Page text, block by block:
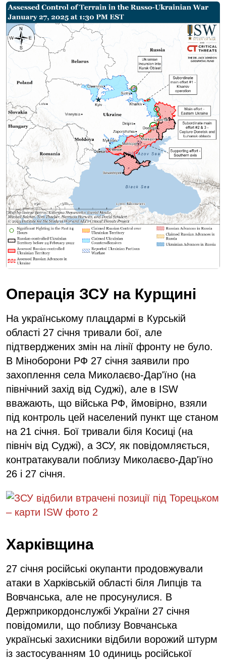
Операція ЗСУ на Курщині
На українському плацдармі в Курській
області 27 січня тривали бої, але
підтверджених змін на лінії фронту не було.
В Міноборони РФ 27 січня заявили про
захоплення села Миколаєво-Дар'їно (на
північний захід від Суджі), але в ISW
вважають, що війська РФ, ймовірно, взяли
під контроль цей населений пункт ще станом
на 21 січня. Бої тривали біля Косиці (на
північ від Суджі), а ЗСУ, як повідомляється,
контратакували поблизу Миколаєво-Дар'їно
26 і 27 січня.
Харківщина
27 січня російські окупанти продовжували
атаки в Харківській області біля Липців та
Вовчанська, але не просунулися. В
Держприкордонслужбі України 27 січня
повідомили, що поблизу Вовчанська
українські захисники відбили ворожий штурм
із застосуванням 10 одиниць російської